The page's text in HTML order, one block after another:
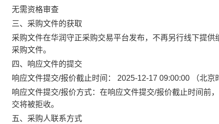
无需资格审查
三、采购文件的获取
采购文件在华润守正采购交易平台发布，不再另行线下提供
采购文件。
四、响应文件的提交
响应文件提交/报价截止时间： 2025-12-17 09:00:00
（北
响应文件提交/报价方式：在响应文件提交/报价截止时间前
交将被拒收。
五、采购人联系方式